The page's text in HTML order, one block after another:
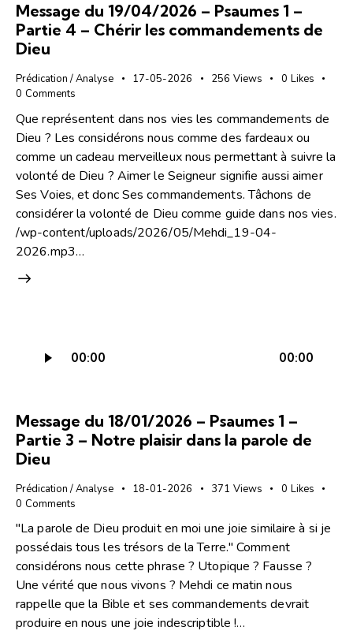
Message du 19/04/2026 – Psaumes 1 –
Partie 4 – Chérir les commandements de
Dieu
Prédication / Analyse 17-05-2026 256 Views 0 Likes
0 Comments
Que représentent dans nos vies les commandements de
Dieu ? Les considérons nous comme des fardeaux ou
comme un cadeau merveilleux nous permettant à suivre la
volonté de Dieu ? Aimer le Seigneur signifie aussi aimer
Ses Voies, et donc Ses commandements. Tâchons de
considérer la volonté de Dieu comme guide dans nos vies.
/wp-content/uploads/2026/05/Mehdi_19-04-
2026.mp3…
audio
00:00 00:00
Message du 18/01/2026 – Psaumes 1 –
Partie 3 – Notre plaisir dans la parole de
Dieu
Prédication / Analyse 18-01-2026 371 Views 0 Likes
0 Comments
"La parole de Dieu produit en moi une joie similaire à si je
possédais tous les trésors de la Terre." Comment
considérons nous cette phrase ? Utopique ? Fausse ?
Une vérité que nous vivons ? Mehdi ce matin nous
rappelle que la Bible et ses commandements devrait
produire en nous une joie indescriptible !…